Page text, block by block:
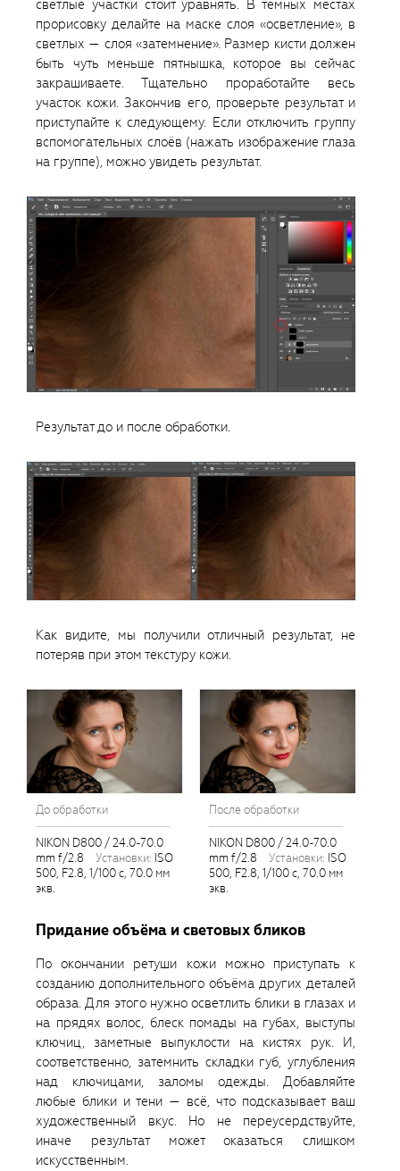
светлые участки стоит уравнять. В тёмных местах
прорисовку делайте на маске слоя «осветление», в
светлых — слоя «затемнение». Размер кисти должен
быть чуть меньше пятнышка, которое вы сейчас
закрашиваете. Тщательно проработайте весь
участок кожи. Закончив его, проверьте результат и
приступайте к следующему. Если отключить группу
вспомогательных слоёв (нажать изображение глаза
на группе), можно увидеть результат.
Результат до и после обработки.
Как видите, мы получили отличный результат, не
потеряв при этом текстуру кожи.
До обработки
NIKON D800 / 24.0-70.0
mm f/2.8
установки: ISO
500, F2.8, 1/100 с, 70.0 мм
экв.
После обработки
NIKON D800 / 24.0-70.0
mm f/2.8
установки: ISO
500, F2.8, 1/100 с, 70.0 мм
экв.
Придание объёма и световых бликов
По окончании ретуши кожи можно приступать к
созданию дополнительного объёма других деталей
образа. Для этого нужно осветлить блики в глазах и
на прядях волос, блеск помады на губах, выступы
ключиц, заметные выпуклости на кистях рук. И,
соответственно, затемнить складки губ, углубления
над ключицами, заломы одежды. Добавляйте
любые блики и тени — всё, что подсказывает ваш
художественный вкус. Но не переусердствуйте,
иначе результат может оказаться слишком
искусственным.